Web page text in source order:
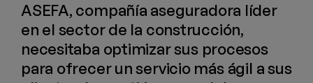
ASEFA, compañía aseguradora líder
en el sector de la construcción,
necesitaba optimizar sus procesos
para ofrecer un servicio más ágil a sus